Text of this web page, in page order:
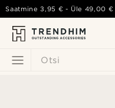
Otsi
Saatmine3,95 € - Üle 49,00 €